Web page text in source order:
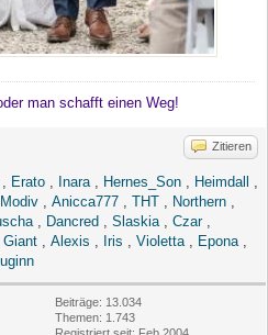
man schafft einen Weg!
Zitieren
Erato , Inara, Hernes_Son , Heimdall
,
Modiv , Anicca777 , THT , Northern ,
, Dancred , Slaskia, Czar,
Giant , Alexis , Iris , Violetta, Epona,
Beiträge: 13.034
Themen: 1.743